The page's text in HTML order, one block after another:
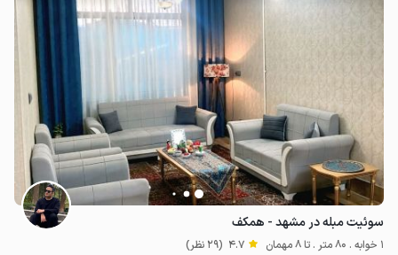
سوئیت مبله در مشهد - همکف
1 خوابه . 80 متر . تا 8 مهمان 4.7 (29 نظر)